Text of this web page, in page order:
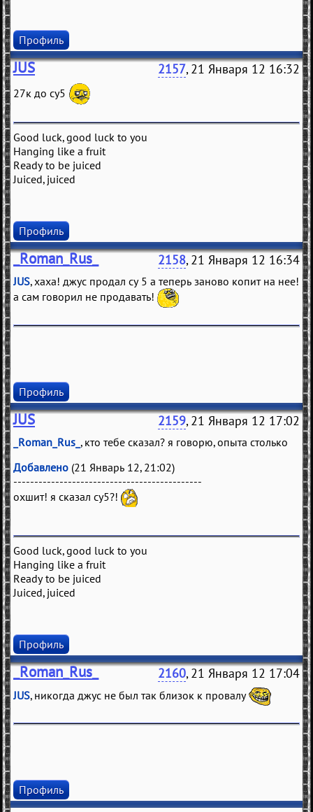
Профиль
JUS 2157, 21 Января 12 16:32
27к до су5
Good luck, good luck to you
Hanging like a fruit
Ready to be juiced
Juiced, juiced
Профиль
_Roman_Rus_ 2158, 21 Января 12 16:34
JUS, хаха! джус продал су 5 а теперь заново копит на нее!
а сам говорил не продавать!
Профиль
JUS 2159, 21 Января 12 17:02
_Roman_Rus_ , кто тебе сказал? я говорю, опыта столько
Добавлено (21 Январь 12, 21:02)
---------------------------------------------
охшит! я сказал су5?!
Good luck, good luck to you
Hanging like a fruit
Ready to be juiced
Juiced, juiced
Профиль
_Roman_Rus_ 2160, 21 Января 12 17:04
JUS, никогда джус не был так близок к провалу
Профиль